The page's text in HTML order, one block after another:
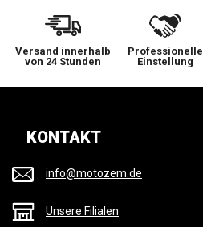
Versand innerhalb
von 24 Stunden
Professionelle
Einstellung
KONTAKT
info@motozem.de
Unsere Filialen